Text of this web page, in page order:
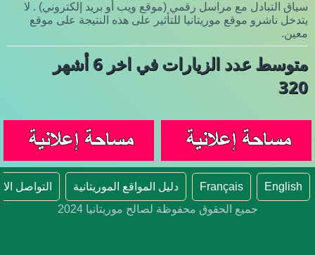
سياق التبادل مع مراسل رقمي (موقع ويب أو بريد إلكتروني) . لا
يتدخل ناشرو موقع موريتانيا للتأثير على هذه النتيجة على موقع
معين.
متوسط عدد الزيارات في اخر 6 أشهر
320
English
Français دليل المواقع الموريتانية
التواصل
جميع الحقوق محفوظة لصالح موريتانيا 2024